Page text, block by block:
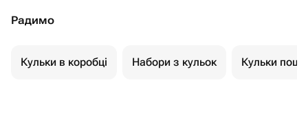
Радимо
Кульки в коробці Набори з кульок Кульки